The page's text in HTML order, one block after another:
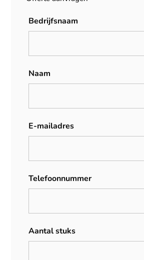
Bedrijfsnaam
Naam
E-mailadres
Telefoonnummer
Aantal stuks